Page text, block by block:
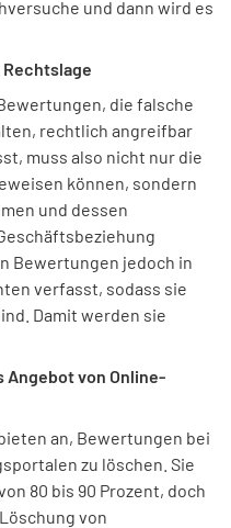
und dann wird es
die falsche
rechtlich angreifbar
muss also nicht nur die
können, sondern
und dessen
Bewertungen jedoch in
verfasst, sodass sie
Damit werden sie
Angebot von Online-
an, Bewertungen bei
zu löschen. Sie
80 bis 90 Prozent, doch
von